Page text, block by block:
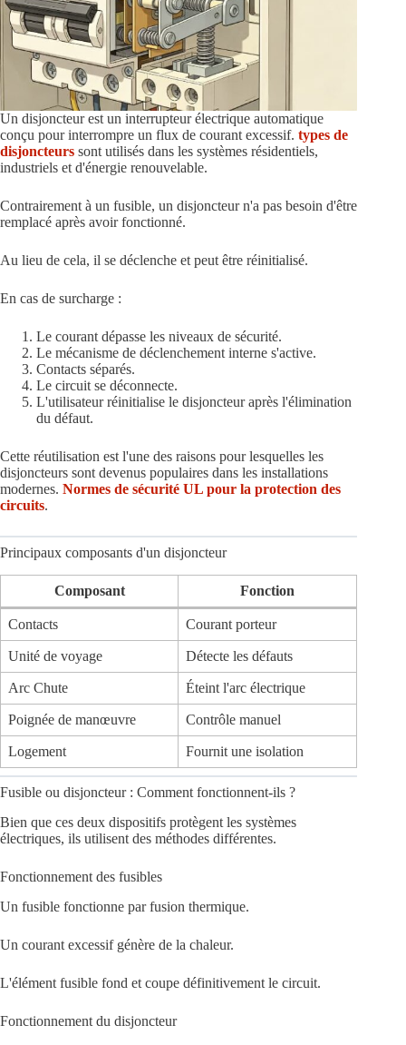
Un disjoncteur est un interrupteur électrique automatique
conçu pour interrompre un flux de courant excessif. types de
disjoncteurs sont utilisés dans les systèmes résidentiels,
industriels et d'énergie renouvelable.
Contrairement à un fusible, un disjoncteur n'a pas besoin d'être
remplacé après avoir fonctionné.
Au lieu de cela, il se déclenche et peut être réinitialisé.
En cas de surcharge :
Le courant dépasse les niveaux de sécurité.
Le mécanisme de déclenchement interne s'active.
Contacts séparés.
Le circuit se déconnecte.
L'utilisateur réinitialise le disjoncteur après l'élimination
du défaut.
Cette réutilisation est l'une des raisons pour lesquelles les
disjoncteurs sont devenus populaires dans les installations
modernes. Normes de sécurité UL pour la protection des
circuits.
Principaux composants d'un disjoncteur
Composant Fonction
Contacts Courant porteur
Unité de voyage Détecte les défauts
Arc Chute Éteint l'arc électrique
Poignée de manœuvre Contrôle manuel
Logement Fournit une isolation
Fusible ou disjoncteur : Comment fonctionnent-ils ?
Bien que ces deux dispositifs protègent les systèmes
électriques, ils utilisent des méthodes différentes.
Fonctionnement des fusibles
Un fusible fonctionne par fusion thermique.
Un courant excessif génère de la chaleur.
L'élément fusible fond et coupe définitivement le circuit.
Fonctionnement du disjoncteur